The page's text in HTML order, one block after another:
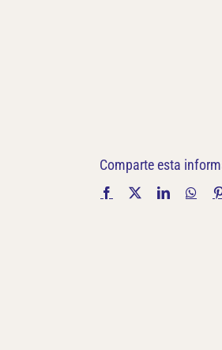
Comparte esta
Facebook LinkedIn